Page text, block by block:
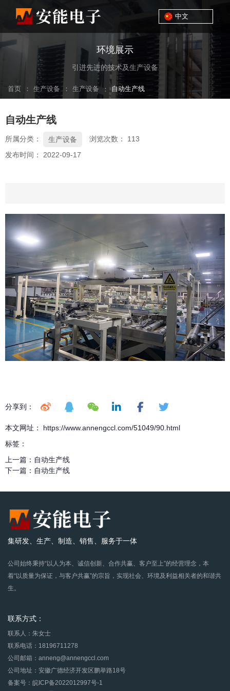
中文
环境展示
引进先进的技术及生产设备
首页 ： 生产设备 ： 生产设备 ：自动生产线
自动生产线
所属分类： 生产设备 浏览次数： 113
发布时间： 2022-09-17
分享到：
本文网址： https://www.annengccl.com/51049/90.html
标签：
上一篇： 自动生产线
下一篇： 自动生产线
集研发、生产、制造、销售、服务于一体
公司始终秉持“以人为本、诚信创新、合作共赢、客户至上”的经营理念，本
着“以质量为保证，与客户共赢”的宗旨，实现社会、环境及利益相关者的和谐共
生。
联系方式：
联系人：朱女士
联系电话：18196711278
公司邮箱：anneng@annengccl.com
公司地址：安徽广德经济开发区鹏举路18号
备案号：皖ICP备2022012997号-1